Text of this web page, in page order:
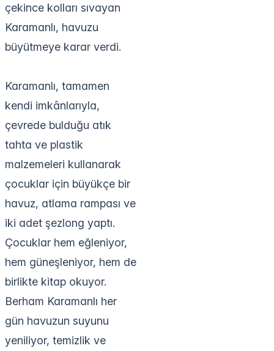
çekince kolları sıvayan
Karamanlı, havuzu
büyütmeye karar verdi.
Karamanlı, tamamen
kendi imkânlarıyla,
çevrede bulduğu atık
tahta ve plastik
malzemeleri kullanarak
çocuklar için büyükçe bir
havuz, atlama rampası ve
iki adet şezlong yaptı.
Çocuklar hem eğleniyor,
hem güneşleniyor, hem de
birlikte kitap okuyor.
Berham Karamanlı her
gün havuzun suyunu
yeniliyor, temizlik ve